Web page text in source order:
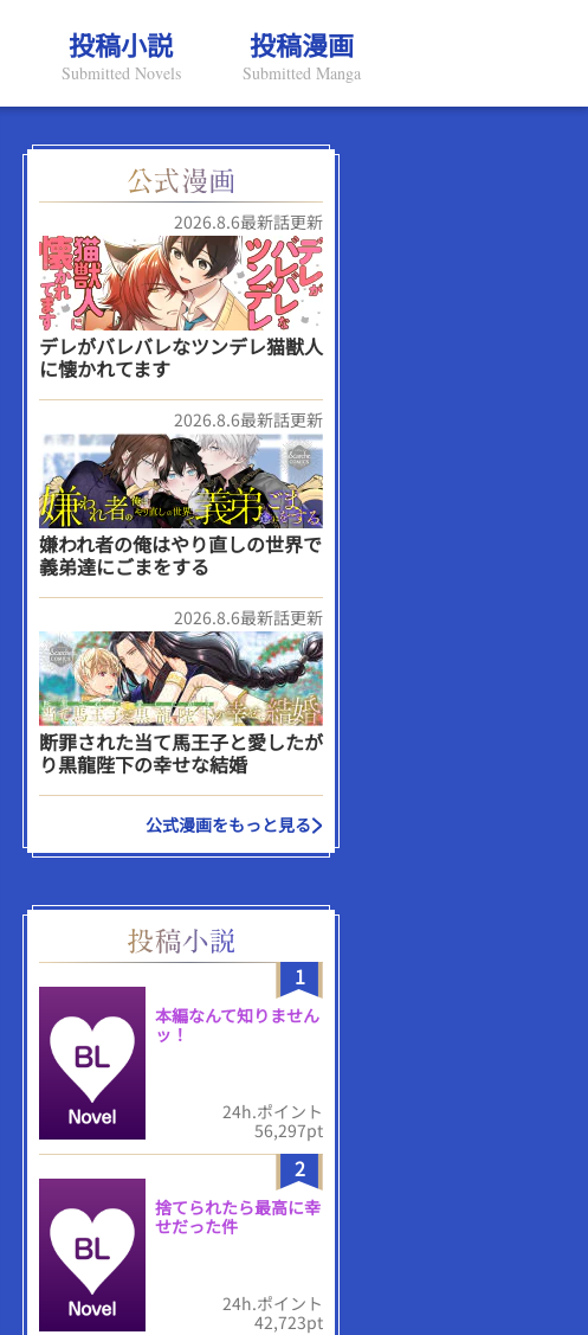
投稿小説
Submitted Novels
投稿漫画
Submitted Manga
2026.8.6最新話更新
デレがバレバレなツンデレ猫獣人
に懐かれてます
2026.8.6最新話更新
嫌われ者の俺はやり直しの世界で
義弟達にごまをする
2026.8.6最新話更新
断罪された当て馬王子と愛したが
り黒龍陛下の幸せな結婚
公式漫画をもっと見る
1
本編なんて知りません
ッ！
24h.ポイント
56,297pt
2
捨てられたら最高に幸
せだった件
24h.ポイント
42,723pt